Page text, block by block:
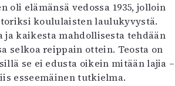
Lehdet
4/2026
2–3/2026
1/2026
6/2025
oli elämänsä vedossa 1935, jolloin
koululaisten laulukyvystä.
ja kaikesta mahdollisesta tehdään
selkoa reippain ottein. Teosta on
se ei edusta oikein mitään lajia –
esseemäinen tutkielma.